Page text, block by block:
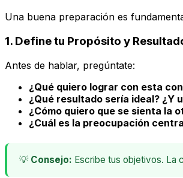
Una buena preparación es
1. Define tu Propósito y
Antes de hablar, pregúntate:
¿Qué quiero lograr con esta
¿Qué resultado sería ideal? ¿Y
¿Cómo quiero que se sienta la
¿Cuál es la preocupación
💡 Consejo: Escribe tus objetivos. La